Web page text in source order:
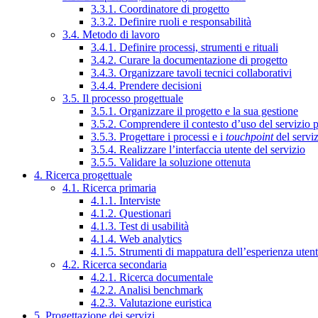
3.3.1. Coordinatore di progetto
3.3.2. Definire ruoli e responsabilità
3.4. Metodo di lavoro
3.4.1. Definire processi, strumenti e rituali
3.4.2. Curare la documentazione di progetto
3.4.3. Organizzare tavoli tecnici collaborativi
3.4.4. Prendere decisioni
3.5. Il processo progettuale
3.5.1. Organizzare il progetto e la sua gestione
3.5.2. Comprendere il contesto d’uso del servizio
3.5.3. Progettare i processi e i touchpointdel
3.5.4. Realizzare l’interfaccia utente del servizio
3.5.5. Validare la soluzione ottenuta
4. Ricerca progettuale
4.1. Ricerca primaria
4.1.1. Interviste
4.1.2. Questionari
4.1.3. Test di usabilità
4.1.4. Web analytics
4.1.5. Strumenti di mappatura dell’esperienza
4.2. Ricerca secondaria
4.2.1. Ricerca documentale
4.2.2. Analisi benchmark
4.2.3. Valutazione euristica
5. Progettazione dei servizi